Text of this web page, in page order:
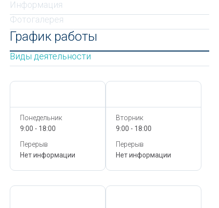
Информация
Фотогалерея
График работы
Виды деятельности
Понедельник
9:00 - 18:00
Перерыв
Нет информации
Вторник
9:00 - 18:00
Перерыв
Нет информации